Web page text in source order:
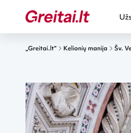
„Greitai.lt“ Kelionių manija Šv.